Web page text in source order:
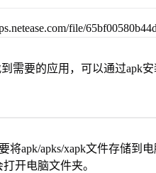
需要的应用，可以通过apk
将apk/apks/xapk文件存储到
开电脑文件夹。